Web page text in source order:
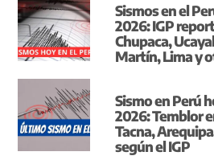
Sismos en el
2026: IGP
Chupaca,
Martín, Lima y
Sismo en Perú
2026: Temblor
Tacna,
según el IGP